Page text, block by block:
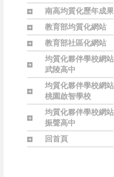
南高均質化歷年成果
教育部均質化網站
教育部社區化網站
均質化夥伴學校網站
武陵高中
均質化夥伴學校網站
桃園啟智學校
均質化夥伴學校網站
振聲高中
回首頁